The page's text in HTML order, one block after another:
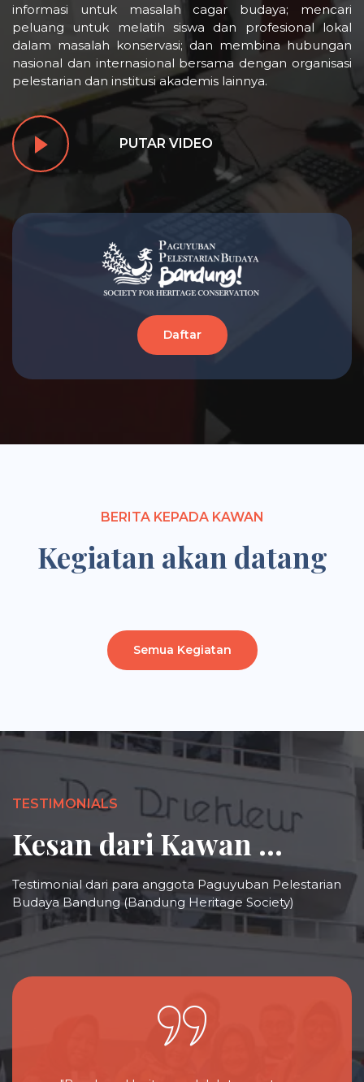
informasi untuk masalah cagar budaya; mencari
peluang untuk melatih siswa dan profesional lokal
dalam masalah konservasi; dan membina hubungan
nasional dan internasional bersama dengan organisasi
pelestarian dan institusi akademis lainnya.
PUTAR VIDEO
Daftar
BERITA KEPADA KAWAN
Kegiatan akan datang
Semua Kegiatan
TESTIMONIALS
Kesan dari Kawan ...
Testimonial dari para anggota Paguyuban Pelestarian
Budaya Bandung (Bandung Heritage Society)